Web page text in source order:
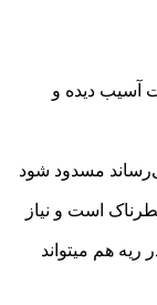
آسیب دیده و
مسدود شود
است و نیاز
هم میتواند